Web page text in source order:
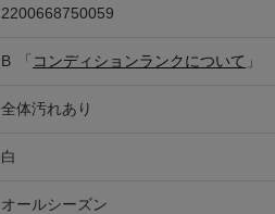
2200668750059
B 「 コンディションランクについて 」
全体汚れあり
白
オールシーズン